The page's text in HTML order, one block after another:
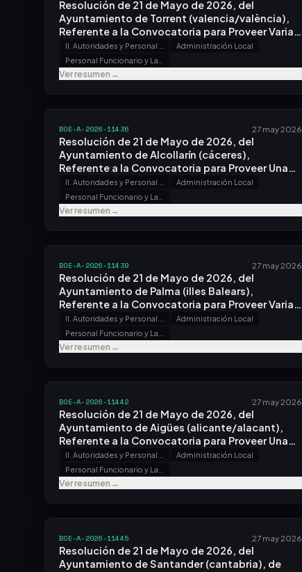
Resolución de 21 de Mayo de 2026, del
Ayuntamiento de Torrent (valencia/valència),
Referente a la Convocatoria para Proveer Varias
Plazas.
Administración Local
Ver resumen→
BOE-A-2026-11436 27 may 2026
Resolución de 21 de Mayo de 2026, del
Ayuntamiento de Alcollarín (cáceres),
Referente a la Convocatoria para Proveer Una
Plaza.
Administración Local
Ver resumen→
BOE-A-2026-11439 27 may 2026
Resolución de 21 de Mayo de 2026, del
Ayuntamiento de Palma (illes Balears),
Referente a la Convocatoria para Proveer Varias
Plazas.
Administración Local
Ver resumen→
BOE-A-2026-11442 27 may 2026
Resolución de 21 de Mayo de 2026, del
Ayuntamiento de Aigües (alicante/alacant),
Referente a la Convocatoria para Proveer Una
Plaza.
Administración Local
Ver resumen→
BOE-A-2026-11445 27 may 2026
Resolución de 21 de Mayo de 2026, del
Ayuntamiento de Santander (cantabria), de